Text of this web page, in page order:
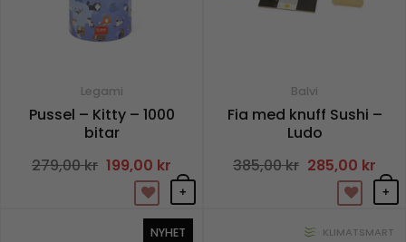
Legami
Pussel – Kitty – 1000
bitar
279,00kr Det
ursprungliga
priset
279,00 kr.
199,00 krDet
nuvarande
priset
är:
199,00 kr.
+
Balvi
Fia med knuff Sushi –
Ludo
385,00kr Det
ursprungliga
priset
385,00 kr.
285,00 krDet
är:
+
NYHET KLIMATSMART